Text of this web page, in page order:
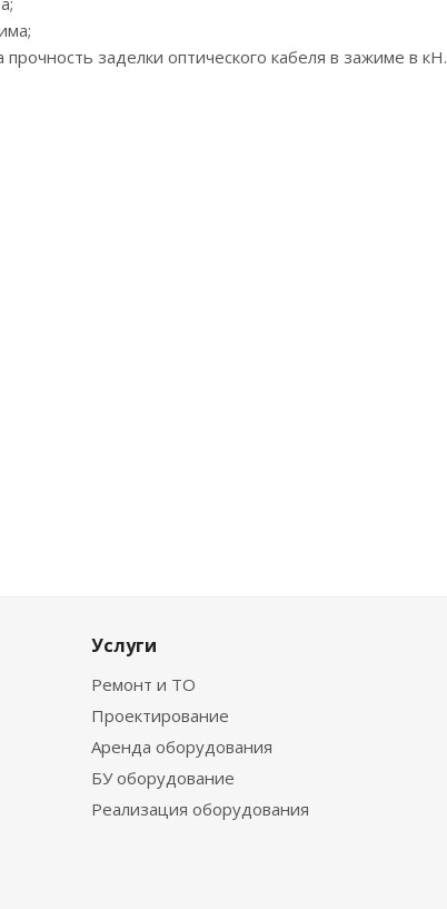
прочность заделки оптического кабеля в зажиме в кН.
Услуги
Ремонт и ТО
Проектирование
Аренда оборудования
БУ оборудование
Реализация оборудования